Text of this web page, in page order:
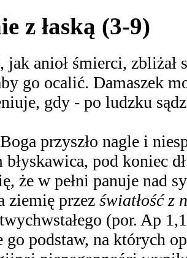
z łaską (3-9)
jak anioł śmierci,
go ocalić. Damaszek
gdy ‑ po ludzku
przyszło nagle i
pod koniec
że w pełni panuje nad
ziemię przez światłość z
(por. Ap
podstaw, na których